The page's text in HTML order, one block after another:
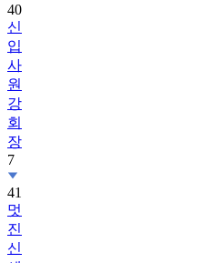
40
신
입
사
원
강
회
장
7
41
멋
진
신